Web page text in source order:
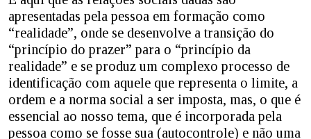
apresentadas pela pessoa em formação como
“realidade”, onde se desenvolve a transição do
“princípio do prazer” para o “princípio da
realidade” e se produz um complexo processo de
identificação com aquele que representa o limite, a
ordem e a norma social a ser imposta, mas, o que é
essencial ao nosso tema, que é incorporada pela
pessoa como se fosse sua (autocontrole) e não uma